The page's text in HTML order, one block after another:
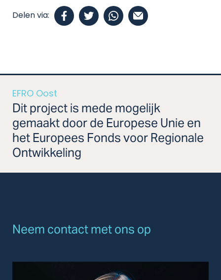
Delen via:
EFRO Oost
Dit project is mede mogelijk
gemaakt door de Europese Unie en
het Europees Fonds voor Regionale
Ontwikkeling
Neem contact met ons op